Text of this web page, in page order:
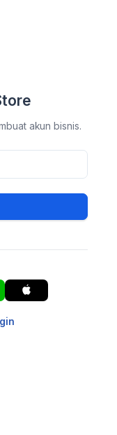
akun bisnis.